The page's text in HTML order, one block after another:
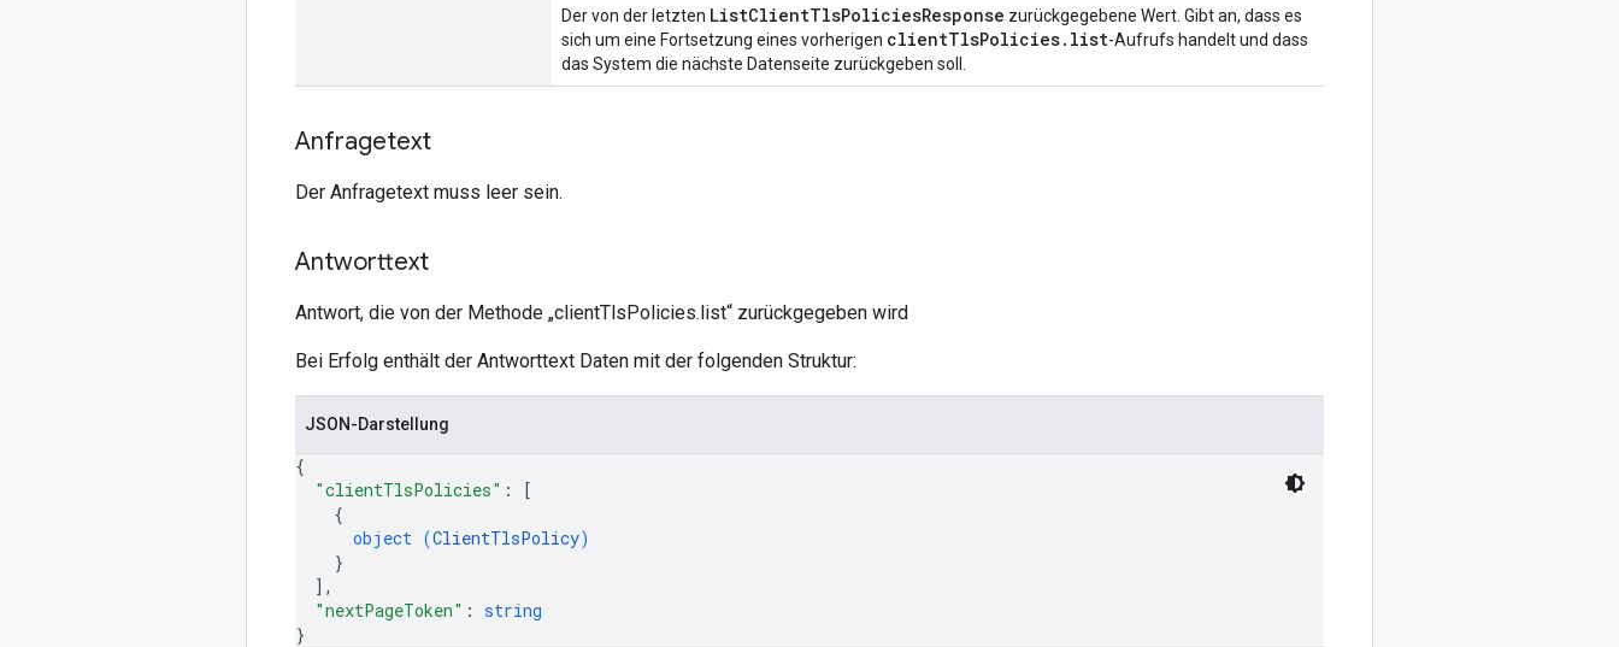
Der von der letzten ListClientTlsPoliciesResponse zurückgegebene Wert. Gibt an, dass es
sich um eine Fortsetzung eines vorherigen clientTlsPolicies.list-Aufrufs handelt und dass
das System die nächste Datenseite zurückgeben soll.
Anfragetext
Der Anfragetext muss leer sein.
Antworttext
Antwort, die von der Methode „clientTlsPolicies.list“ zurückgegeben wird
Bei Erfolg enthält der Antworttext Daten mit der folgenden Struktur:
JSON-Darstellung
{
"clientTlsPolicies" :
[
{
object (ClientTlsPolicy)
}
] ,
"nextPageToken" : string
}